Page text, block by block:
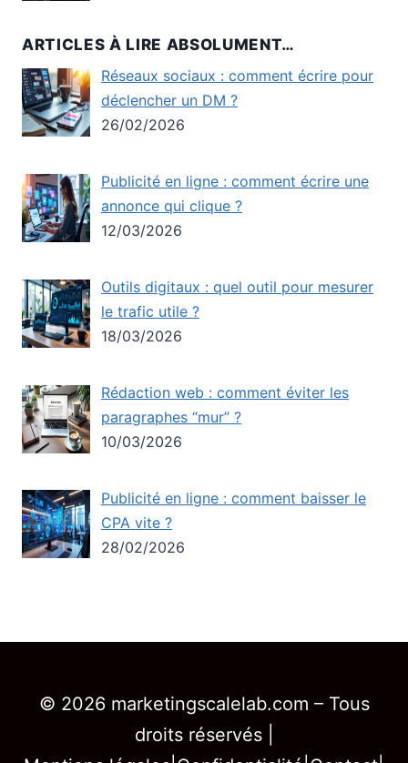
ARTICLES À LIRE ABSOLUMENT…
Réseaux sociaux : comment écrire pour
déclencher un DM ?
26/02/2026
Publicité en ligne : comment écrire une
annonce qui clique ?
12/03/2026
Outils digitaux : quel outil pour mesurer
le trafic utile ?
18/03/2026
Rédaction web : comment éviter les
paragraphes “mur” ?
10/03/2026
Publicité en ligne : comment baisser le
CPA vite ?
28/02/2026
© 2026 marketingscalelab.com – Tous
droits réservés |